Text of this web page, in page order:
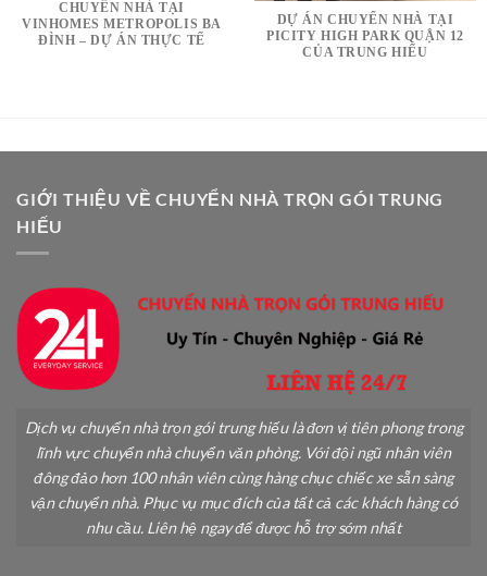
CHUYỂN NHÀ TẠI
VINHOMES METROPOLIS BA
ĐÌNH – DỰ ÁN THỰC TẾ
DỰ ÁN CHUYỂN NHÀ TẠI
PICITY HIGH PARK QUẬN 12
CỦA TRUNG HIẾU
GIỚI THIỆU VỀ CHUYỂN NHÀ TRỌN GÓI TRUNG
HIẾU
Dịch vụ chuyển nhà trọn gói trung hiếu là đơn vị tiên phong trong
lĩnh vực chuyển nhà chuyển văn phòng. Với đội ngũ nhân viên
đông đảo hơn 100 nhân viên cùng hàng chục chiếc xe sẵn sàng
vận chuyển nhà. Phục vụ mục đích của tất cả các khách hàng có
nhu cầu. Liên hệ ngay để được hỗ trợ sớm nhất